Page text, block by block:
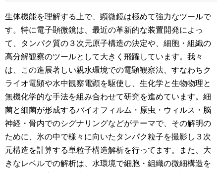
生体機能を理解する上で、顕微鏡は極めて強力なツールで
す。特に電子顕微鏡は、最近の革新的な装置開発によっ
て、タンパク質の３次元原子構造の決定や、細胞・組織の
高分解観察のツールとして大きく飛躍しています。我々
は、この進展著しい親水環境での電顕観察法、すなわちク
ライオ電顕や水中観察電顕を駆使し、生化学と生物物理と
無機化学的な手法を組み合わせて研究を進めています。細
菌と細菌が形成するバイオフィルム・原虫・ウィルス・脳
神経・骨内でのシグナリングなどがテーマで、その解明の
ために、氷の中で様々に向いたタンパク粒子を撮影し３次
元構造を計算する単粒子構造解析を行ってます。また、大
きなレベルでの解析は、水環境で細胞・組織の微細構造を